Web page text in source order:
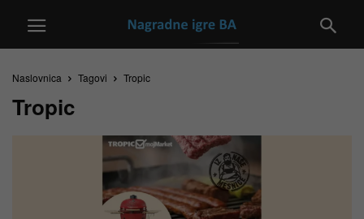
Naslovnica Tagovi Tropic
Tropic